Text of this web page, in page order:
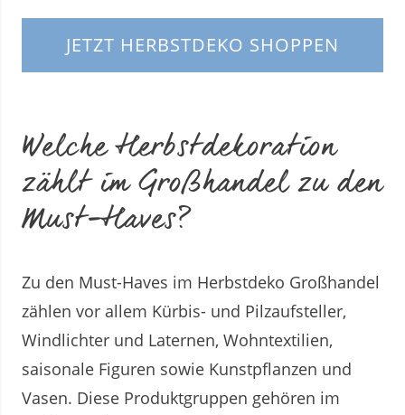
JETZT HERBSTDEKO SHOPPEN
Welche Herbstdekoration
zählt im Großhandel zu den
Must-Haves?
Zu den Must-Haves im Herbstdeko Großhandel
zählen vor allem Kürbis- und Pilzaufsteller,
Windlichter und Laternen, Wohntextilien,
saisonale Figuren sowie Kunstpflanzen und
Vasen. Diese Produktgruppen gehören im